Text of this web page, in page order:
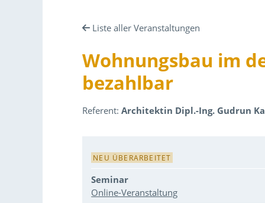
Liste aller Veranstaltungen
Wohnungsbau im
bezahlbar
Referent:Architektin Dipl.-Ing. Gudrun
Veranstaltungsdaten
NEU ÜBERARBEITET
Seminar
Online-Veranstaltung